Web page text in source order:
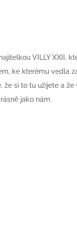
VILLY XXII,
ke kterému vedla
že si to tu užijete a
jako nám.